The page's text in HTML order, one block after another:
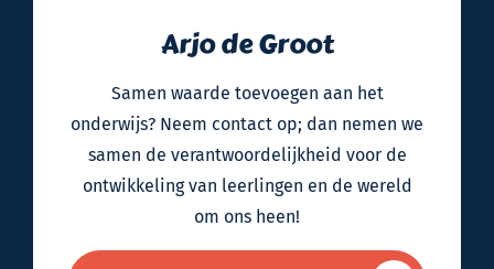
Arjo de Groot
Samen waarde toevoegen aan het
onderwijs? Neem contact op; dan nemen we
samen de verantwoordelijkheid voor de
ontwikkeling van leerlingen en de wereld
om ons heen!